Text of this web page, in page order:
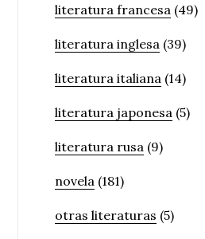
literatura francesa (49)
literatura inglesa (39)
literatura italiana (14)
literatura japonesa (5)
literatura rusa (9)
novela (181)
otras literaturas (5)